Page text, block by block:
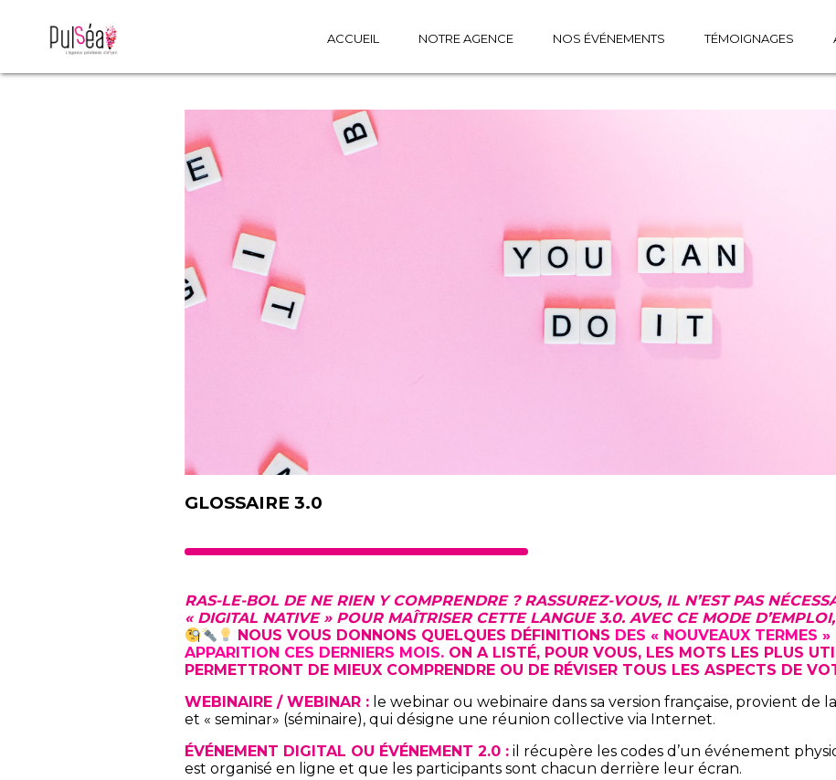
ACCUEIL NOTRE AGENCE NOS ÉVÉNEMENTS TÉMOIGNAGES
GLOSSAIRE 3.0
RAS-LE-BOL DE NE RIEN Y COMPRENDRE ? RASSUREZ-VOUS, IL N’EST PAS
« DIGITAL NATIVE » POUR MAÎTRISER CETTE LANGUE 3.0. AVEC CE MODE
NOUS VOUS DONNONS QUELQUES DÉFINITIONS DES « NOUVEAUX TERMES
APPARITION CES DERNIERS MOIS. ON A LISTÉ, POUR VOUS, LES MOTS LES PLUS
PERMETTRONT DE MIEUX COMPRENDRE OU DE RÉVISER TOUS LES ASPECTS DE
WEBINAIRE / WEBINAR :le webinar ou webinaire dans sa version française, provient de
et « seminar» (séminaire), qui désigne une réunion collective via Internet.
ÉVÉNEMENT DIGITAL OU ÉVÉNEMENT 2.0 :il récupère les codes d’un événement
est organisé en ligne et que les participants sont chacun derrière leur écran.